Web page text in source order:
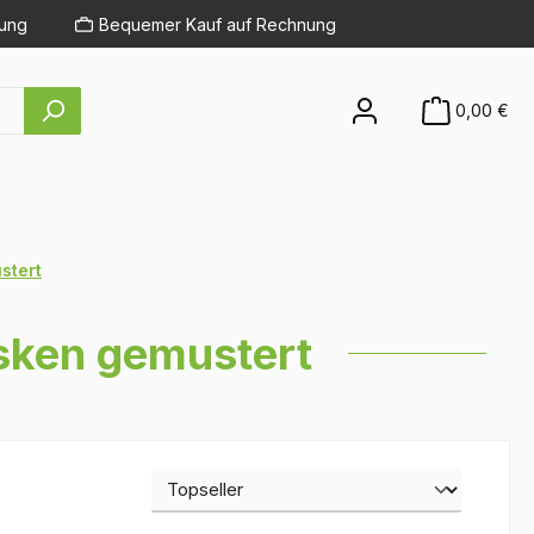
Bequemer Kauf auf Rechnung
0,00 €
gemustert